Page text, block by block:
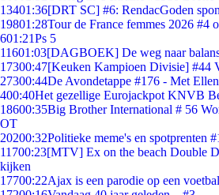
13401:36[DRT SC] #6: RendacGoden
19801:28Tour de France femmes 2026 #4
601:21Ps 5
11601:03[DAGBOEK] De weg naar
17300:47[Keuken Kampioen Divisie] #44
27300:44De Avondetappe #176 - Met
400:40Het gezellige Eurojackpot KNVB
18600:35Big Brother International # 56
OT
20200:32Politieke meme's en spotprenten
11700:23[MTV] Ex on the beach Double
kijken
17700:22Ajax is een parodie op een